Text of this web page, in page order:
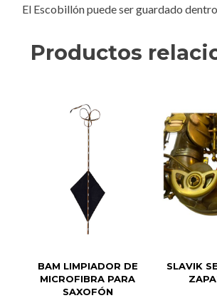
El Escobillón puede ser guardado
Productos
BAM LIMPIADOR DE
MICROFIBRA PARA
SAXOFÓN
SLAVIK